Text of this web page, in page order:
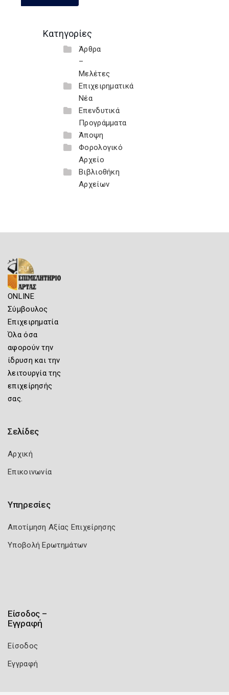
Κατηγορίες
Άρθρα
–
Μελέτες
Επιχειρηματικά
Νέα
Επενδυτικά
Προγράμματα
Άποψη
Φορολογικό
Αρχείο
Βιβλιοθήκη
Αρχείων
ONLINE
Σύμβουλος
Επιχειρηματία
Όλα όσα
αφορούν την
ίδρυση και την
λειτουργία της
επιχείρησής
σας.
Σελίδες
Αρχική
Επικοινωνία
Υπηρεσίες
Αποτίμηση Αξίας Επιχείρησης
Υποβολή Ερωτημάτων
Είσοδος –
Εγγραφή
Είσοδος
Εγγραφή